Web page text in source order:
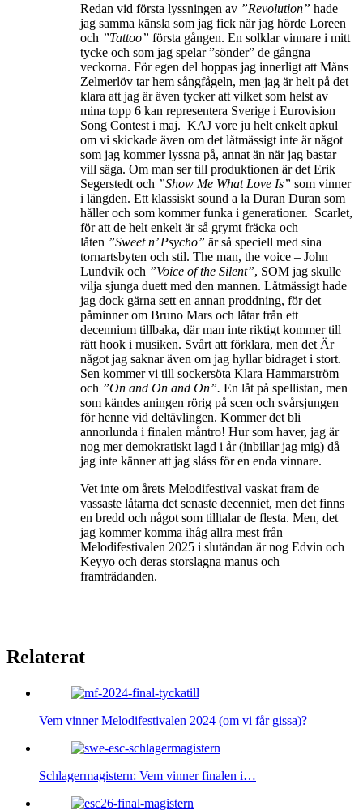
Redan vid första lyssningen av ”Revolution” hade
jag samma känsla som jag fick när jag hörde Loreen
och ”Tattoo” första gången. En solklar vinnare i mitt
tycke och som jag spelar ”sönder” de gångna
veckorna. För egen del hoppas jag innerligt att Måns
Zelmerlöv tar hem sångfågeln, men jag är helt på det
klara att jag är även tycker att vilket som helst av
mina topp 6 kan representera Sverige i Eurovision
Song Contest i maj. KAJ vore ju helt enkelt apkul
om vi skickade även om det låtmässigt inte är något
som jag kommer lyssna på, annat än när jag bastar
vill säga. Om man ser till produktionen är det Erik
Segerstedt och ”Show Me What Love Is” som vinner
i längden. Ett klassiskt sound a la Duran Duran som
håller och som kommer funka i generationer. Scarlet,
för att de helt enkelt är så grymt fräcka och
låten ”Sweet n’ Psycho” är så speciell med sina
tornartsbyten och stil. The man, the voice – John
Lundvik och ”Voice of the Silent”, SOM jag skulle
vilja sjunga duett med den mannen. Låtmässigt hade
jag dock gärna sett en annan proddning, för det
påminner om Bruno Mars och låtar från ett
decennium tillbaka, där man inte riktigt kommer till
rätt hook i musiken. Svårt att förklara, men det Är
något jag saknar även om jag hyllar bidraget i stort.
Sen kommer vi till sockersöta Klara Hammarström
och ”On and On and On”. En låt på spellistan, men
som kändes aningen rörig på scen och svårsjungen
för henne vid deltävlingen. Kommer det bli
annorlunda i finalen måntro! Hur som haver, jag är
nog mer demokratiskt lagd i år (inbillar jag mig) då
jag inte känner att jag slåss för en enda vinnare.
Vet inte om årets Melodifestival vaskat fram de
vassaste låtarna det senaste decenniet, men det finns
en bredd och något som tilltalar de flesta. Men, det
jag kommer komma ihåg allra mest från
Melodifestivalen 2025 i slutändan är nog Edvin och
Keyyo och deras storslagna manus och
framträdanden.
Relaterat
Vem vinner Melodifestivalen 2024 (om vi får gissa)?
Schlagermagistern: Vem vinner finalen i…